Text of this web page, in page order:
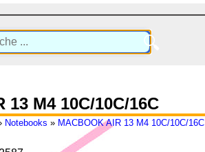
🔍
13 M4 10C/10C/16C
Notebooks » MACBOOK AIR 13 M4 10C/10C/16C